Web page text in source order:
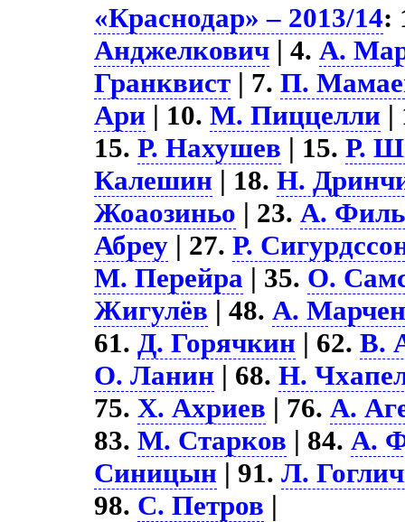
«Краснодар» – 2013/14:
Анджелкович | 4.А.
Гранквист | 7.П.
Ари | 10.М. Пиццелли |
15.Р. Нахушев | 15.Р.
Калешин | 18.Н.
Жоаозиньо | 23.А.
Абреу | 27.Р.
М. Перейра | 35. О.
Жигулёв | 48.А.
61.Д. Горячкин | 62.В.
О. Ланин | 68.Н.
75. Х. Ахриев | 76.А.
83.М. Старков | 84.А.
Синицын | 91.Л.
98. С. Петров |